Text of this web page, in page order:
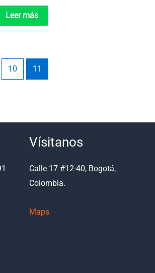
Leer más
10 11
Vísitanos
Calle 17 #12-40, Bogotá,
Colombia.
Maps